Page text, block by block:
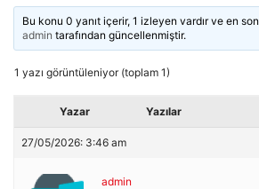
Bu konu 0 yanıt içerir, 1 izleyen vardır ve en son
admin tarafından güncellenmiştir.
1 yazı görüntüleniyor (toplam 1)
Yazar Yazılar
27/05/2026: 3:46 am
admin